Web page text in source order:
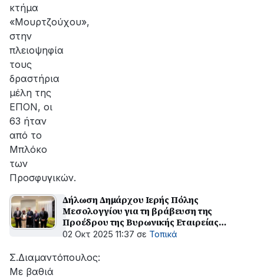
κτήμα
«Μουρτζούχου»,
στην
πλειοψηφία
τους
δραστήρια
μέλη της
ΕΠΟΝ, οι
63 ήταν
από το
Μπλόκο
των
Προσφυγικών.
Δήλωση Δημάρχου Ιερής Πόλης
Μεσολογγίου για τη βράβευση της
Προέδρου της Βυρωνικής Εταιρείας
Ροδάνθης – Ρόζας Φλώρου
02 Οκτ 2025 11:37 σε Τοπικά
Σ.Διαμαντόπουλος:
Με βαθιά